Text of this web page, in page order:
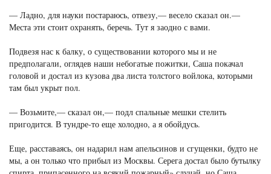
— Ладно, для науки постараюсь, отвезу,— весело сказал он.—
Места эти стоит охранять, беречь. Тут я заодно с вами.
Подвезя нас к балку, о существовании которого мы и не
предполагали, оглядев наши небогатые пожитки, Саша покачал
головой и достал из кузова два листа толстого войлока, которыми
там был укрыт пол.
— Возьмите,— сказал он,— подл спальные мешки стелить
пригодится. В тундре-то еще холодно, а я обойдусь.
Еще, расставаясь, он надарил нам апельсинов и сгущенки, будто не
мы, а он только что прибыл из Москвы. Серега достал было бутылку